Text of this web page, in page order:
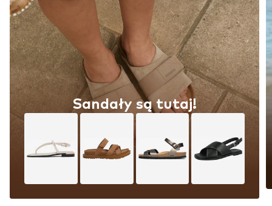
Sandały są tutaj!